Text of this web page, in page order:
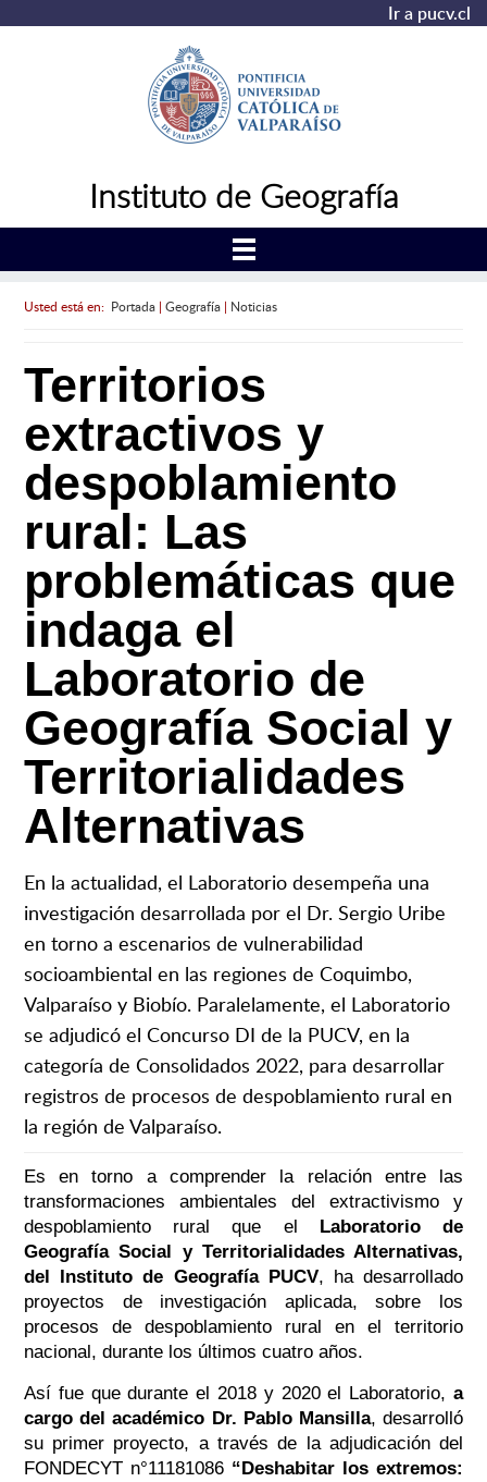
Ir a pucv.cl
Instituto de Geografía
Usted está en: Portada| Geografía| Noticias
Territorios
extractivos y
despoblamiento
rural: Las
problemáticas que
indaga el
Laboratorio de
Geografía Social y
Territorialidades
Alternativas
En la actualidad, el Laboratorio desempeña una
investigación desarrollada por el Dr. Sergio Uribe
en torno a escenarios de vulnerabilidad
socioambiental en las regiones de Coquimbo,
Valparaíso y Biobío. Paralelamente, el Laboratorio
se adjudicó el Concurso DI de la PUCV, en la
categoría de Consolidados 2022, para desarrollar
registros de procesos de despoblamiento rural en
la región de Valparaíso.
Es en torno a comprender la relación entre las
transformaciones ambientales del extractivismo y
despoblamiento rural que el
Laboratorio de
Geografía Social y Territorialidades Alternativas,
del Instituto de Geografía PUCV, ha desarrollado
proyectos de investigación aplicada, sobre los
procesos de despoblamiento rural en el territorio
nacional, durante los últimos cuatro años.
Así fue que durante el 2018 y 2020 el Laboratorio, a
cargo del académico Dr. Pablo Mansilla, desarrolló
su primer proyecto, a través de la adjudicación del
FONDECYT n°11181086 “Deshabitar los extremos: